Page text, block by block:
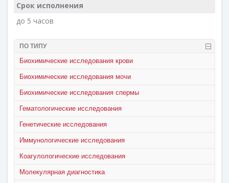
Срок исполнения
до 5 часов
ПО ТИПУ
Биохимические исследования крови
Биохимические исследования мочи
Биохимические исследования спермы
Гематологические исследования
Генетические исследования
Иммунологические исследования
Коагулологические исследования
Молекулярная диагностика